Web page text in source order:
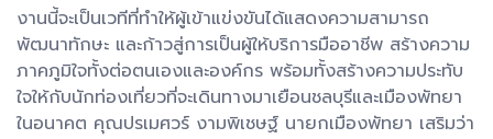
งานนี้จะเป็นเวทีที่ทำให้ผู้เข้าแข่งขันได้แสดงความสามารถ
พัฒนาทักษะ และก้าวสู่การเป็นผู้ให้บริการมืออาชีพ สร้างความ
ภาคภูมิใจทั้งต่อตนเองและองค์กร พร้อมทั้งสร้างความประทับ
ใจให้กับนักท่องเที่ยวที่จะเดินทางมาเยือนชลบุรีและเมืองพัทยา
ในอนาคต คุณปรเมศวร์ งามพิเชษฐ์ นายกเมืองพัทยา เสริมว่า